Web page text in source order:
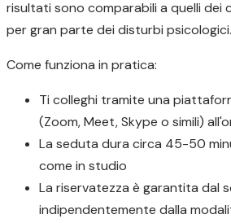
risultati sono comparabili a quelli dei
per gran parte dei disturbi psicologici.
Come funziona in pratica:
Ti colleghi tramite una
(Zoom, Meet, Skype o simili)
La seduta dura circa 45-50
come in studio
La riservatezza è garantita dal
indipendentemente dalla